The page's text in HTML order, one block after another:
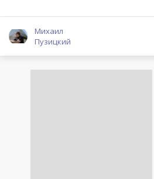
Михаил
Пузицкий